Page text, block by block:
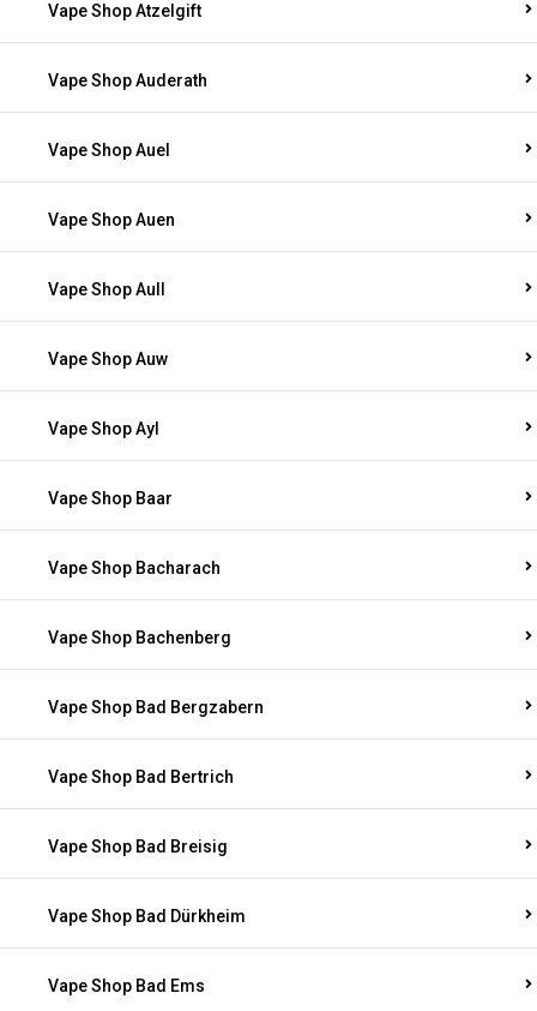
Vape Shop Atzelgift
Vape Shop Auderath
Vape Shop Auel
Vape Shop Auen
Vape Shop Aull
Vape Shop Auw
Vape Shop Ayl
Vape Shop Baar
Vape Shop Bacharach
Vape Shop Bachenberg
Vape Shop Bad Bergzabern
Vape Shop Bad Bertrich
Vape Shop Bad Breisig
Vape Shop Bad Dürkheim
Vape Shop Bad Ems